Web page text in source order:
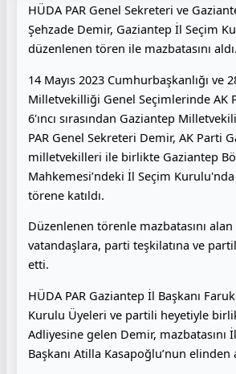
HÜDA PAR Genel Sekreteri ve
Şehzade Demir, Gaziantep İl Seçim
düzenlenen tören ile mazbatasını aldı.
14 Mayıs 2023 Cumhurbaşkanlığı ve
Milletvekilliği Genel Seçimlerinde AK
6'ıncı sırasından Gaziantep
PAR Genel Sekreteri Demir, AK Parti
milletvekilleri ile birlikte Gaziantep
Mahkemesi’ndeki İl Seçim
törene katıldı.
Düzenlenen törenle mazbatasını
vatandaşlara, parti teşkilatına ve
etti.
HÜDA PAR Gaziantep İl Başkanı
Kurulu Üyeleri ve partili heyetiyle
Adliyesine gelen Demir, mazbatasını
Başkanı Atilla Kasapoğlu’nun elinden